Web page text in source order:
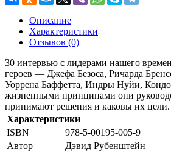
Описание
Характеристики
Отзывов (0)
30 интервью с лидерами нашего
героев — Джефа Безоса, Ричарда
Уоррена Баффетта, Индры Нуйи,
жизненными принципами они
принимают решения и каковы их цели.
Характеристики
ISBN
978-5-00195-005-9
Автор
Дэвид Рубенштейн